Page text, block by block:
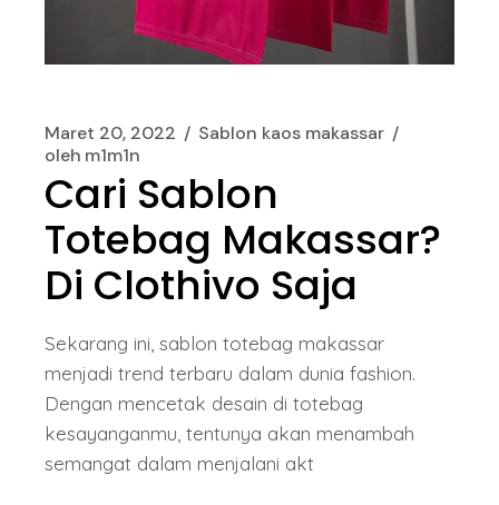
Maret 20, 2022
Sablon kaos makassar
oleh m1m1n
Cari Sablon
Totebag Makassar?
Di Clothivo Saja
Sekarang ini, sablon totebag makassar
menjadi trend terbaru dalam dunia fashion.
Dengan mencetak desain di totebag
kesayanganmu, tentunya akan menambah
semangat dalam menjalani akt